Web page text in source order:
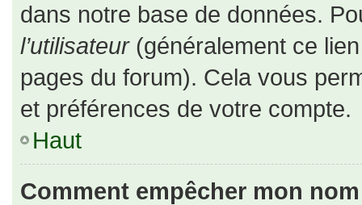
dans notre base de données.
l’utilisateur(généralement ce
pages du forum). Cela vous
et préférences de votre compte.
Haut
Comment empêcher mon